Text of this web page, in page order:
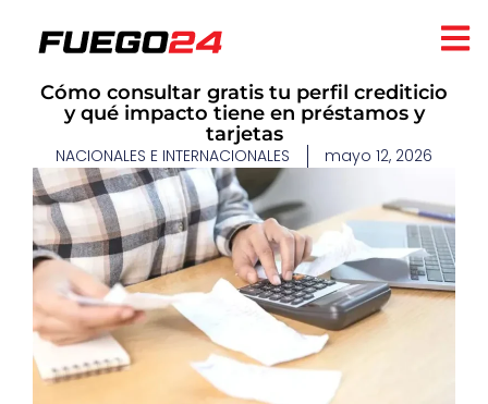
Cómo consultar gratis tu perfil crediticio
y qué impacto tiene en préstamos y
tarjetas
NACIONALES E INTERNACIONALES mayo 12, 2026